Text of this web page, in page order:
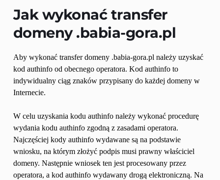
Jak wykonać transfer
domeny .babia-gora.pl
Aby wykonać transfer domeny .babia-gora.pl należy uzyskać
kod authinfo od obecnego operatora. Kod authinfo to
indywidualny ciąg znaków przypisany do każdej domeny w
Internecie.
W celu uzyskania kodu authinfo należy wykonać procedurę
wydania kodu authinfo zgodną z zasadami operatora.
Najczęściej kody authinfo wydawane są na podstawie
wniosku, na którym złożyć podpis musi prawny właściciel
domeny. Następnie wniosek ten jest procesowany przez
operatora, a kod authinfo wydawany drogą elektroniczną. Na